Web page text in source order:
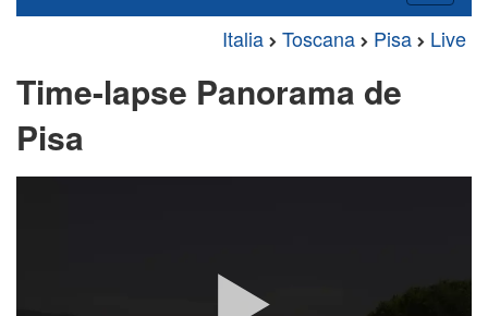
Italia Toscana Pisa Live
Time-lapse Panorama de
Pisa